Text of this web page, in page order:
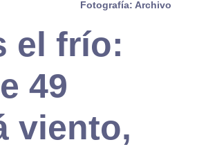
Fotografía: Archivo
el frío:
49
viento,